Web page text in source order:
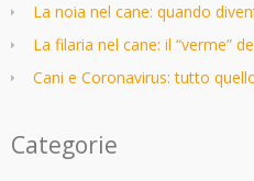
La noia nel cane: quando
La filaria nel cane: il “verme”
Cani e Coronavirus: tutto
Categorie